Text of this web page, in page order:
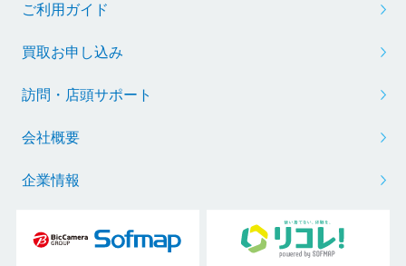
ご利用ガイド
買取お申し込み
訪問・店頭サポート
会社概要
企業情報